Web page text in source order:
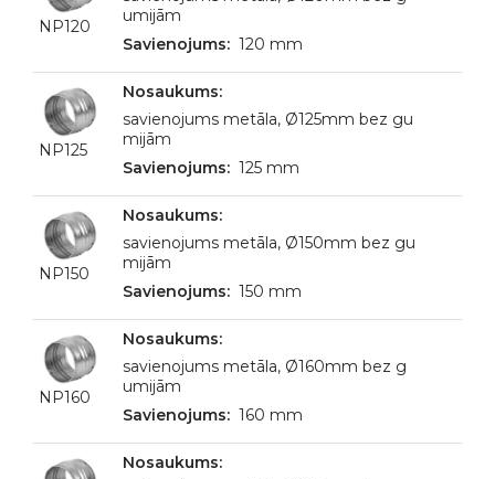
NP120
umijām
120 mm
NP125
savienojums metāla, Ø125mm bez gu
mijām
125 mm
NP150
savienojums metāla, Ø150mm bez gu
mijām
150 mm
NP160
savienojums metāla, Ø160mm bez g
umijām
160 mm